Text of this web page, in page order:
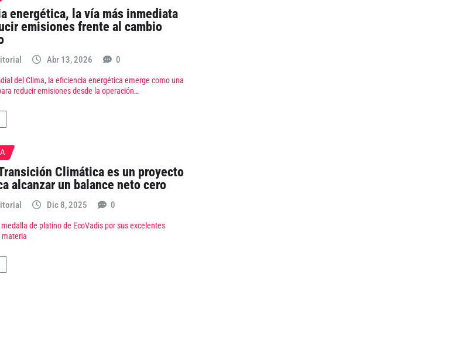
energética, la vía más inmediata
emisiones frente al cambio
Abr 13, 2026 0
del Clima, la eficiencia energética emerge como una
reducir emisiones desde la operación…
Climática es un proyecto
alcanzar un balance neto cero
Dic 8, 2025 0
de platino de EcoVadis por sus excelentes
materia